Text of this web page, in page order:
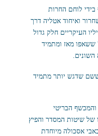
לוחם החרות
ב-1881 שהחל בשחרור ואיחוד אטליה דרך
העיקריים חלק גדול
מאז ומתמיד
ששם שדגש יותר מתמיד
והמכשף הבריטי
של שיטות המסדר והפיץ
אסכולה מיוחדת